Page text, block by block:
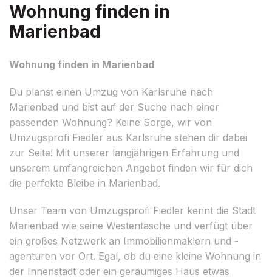
Wohnung finden in
Marienbad
Wohnung finden in Marienbad
Du planst einen Umzug von Karlsruhe nach
Marienbad und bist auf der Suche nach einer
passenden Wohnung? Keine Sorge, wir von
Umzugsprofi Fiedler aus Karlsruhe stehen dir dabei
zur Seite! Mit unserer langjährigen Erfahrung und
unserem umfangreichen Angebot finden wir für dich
die perfekte Bleibe in Marienbad.
Unser Team von Umzugsprofi Fiedler kennt die Stadt
Marienbad wie seine Westentasche und verfügt über
ein großes Netzwerk an Immobilienmaklern und -
agenturen vor Ort. Egal, ob du eine kleine Wohnung in
der Innenstadt oder ein geräumiges Haus etwas